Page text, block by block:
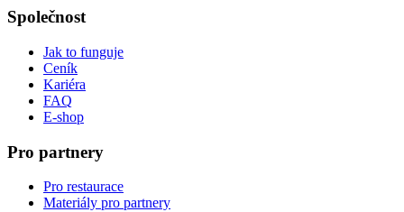
Společnost
Jak to funguje
Ceník
Kariéra
FAQ
E-shop
Pro partnery
Pro restaurace
Materiály pro partnery